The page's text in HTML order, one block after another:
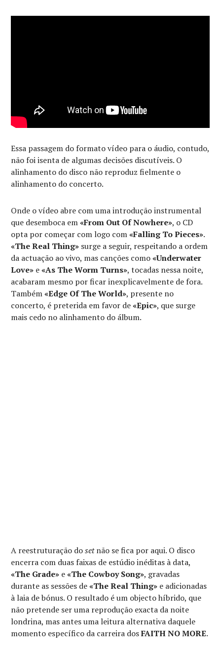
Essa passagem do formato vídeo para o áudio, contudo,
não foi isenta de algumas decisões discutíveis. O
alinhamento do disco não reproduz fielmente o
alinhamento do concerto.
Onde o vídeo abre com uma introdução instrumental
que desemboca em«From Out Of Nowhere», o CD
opta por começar com logo com«Falling To Pieces».
«The Real Thing» surge a seguir, respeitando a ordem
da actuação ao vivo, mas canções como«Underwater
Love» e«As The Worm Turns», tocadas nessa noite,
acabaram mesmo por ficar inexplicavelmente de fora.
Também«Edge Of The World», presente no
concerto, é preterida em favor de«Epic», que surge
mais cedo no alinhamento do álbum.
A reestruturação dosetnão se fica por aqui. O disco
encerra com duas faixas de estúdio inéditas à data,
«The Grade» e«The Cowboy Song», gravadas
durante as sessões de«The Real Thing» e adicionadas
à laia de bónus. O resultado é um objecto híbrido, que
não pretende ser uma reprodução exacta da noite
londrina, mas antes uma leitura alternativa daquele
momento específico da carreira dosFAITH NO MORE.